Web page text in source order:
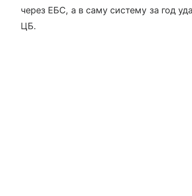
через ЕБС, а в саму систему за год
ЦБ.